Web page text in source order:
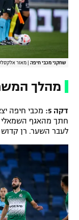
שחקני מכבי חיפה מאור
מהלך
דקה 5:
מכבי חיפה
חתך מהאגף השמאלי
לעבר השער. רן